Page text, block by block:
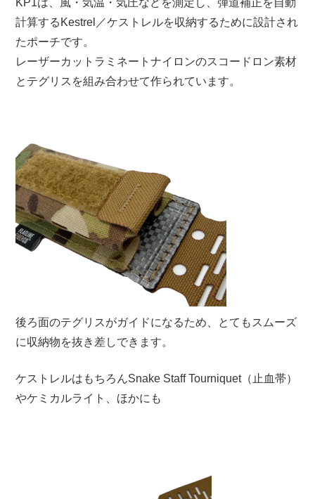
KP1は、風・気温・気圧などを測定し、弾道補正を自動
計算するKestrel／ケストレルを収納するために設計され
たポーチです。
レーザーカットラミネートナイロンのスコードロン素材
とテグリスを組み合わせて作られています。
後ろ面のテグリスがガイドになるため、とてもスムーズ
に収納物を抜き差しできます。
ケストレルはもちろんSnake Staff Tourniquet（止血帯）
やケミカルライト、ほかにも